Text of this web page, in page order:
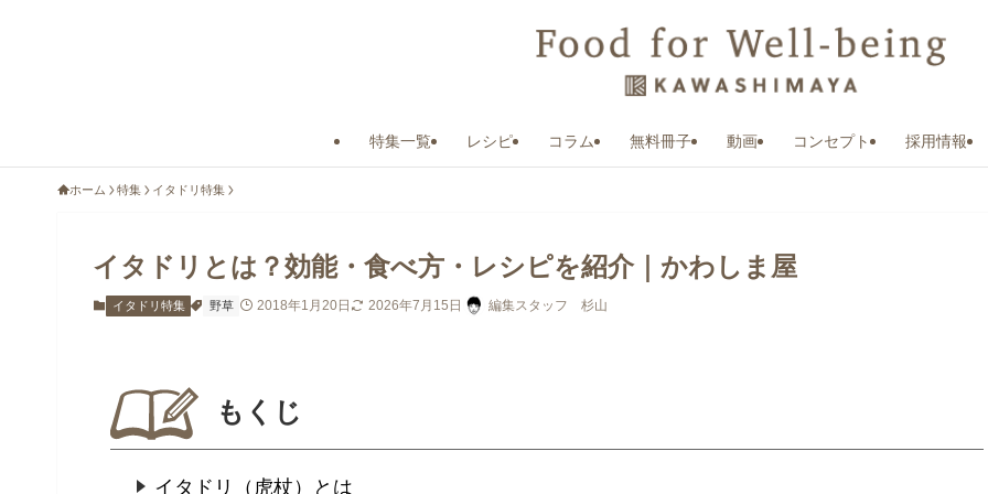
特集一覧 レシピ コラム 無料冊子 動画 コンセプト 採用情報
ホーム 特集 イタドリ特集
イタドリとは？効能・食べ方・レシピを紹介｜かわしま屋
イタドリ特集 野草 2018年1月20日 2026年7月15日 編集スタッフ 杉山
もくじ
イタドリ（虎杖）とは